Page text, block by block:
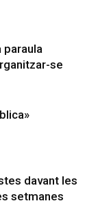
paraula
se
davant les
setmanes